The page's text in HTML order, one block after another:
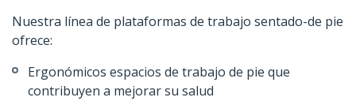
Nuestra línea de plataformas de trabajo sentado-de pie
ofrece:
Ergonómicos espacios de trabajo de pie que
contribuyen a mejorar su salud